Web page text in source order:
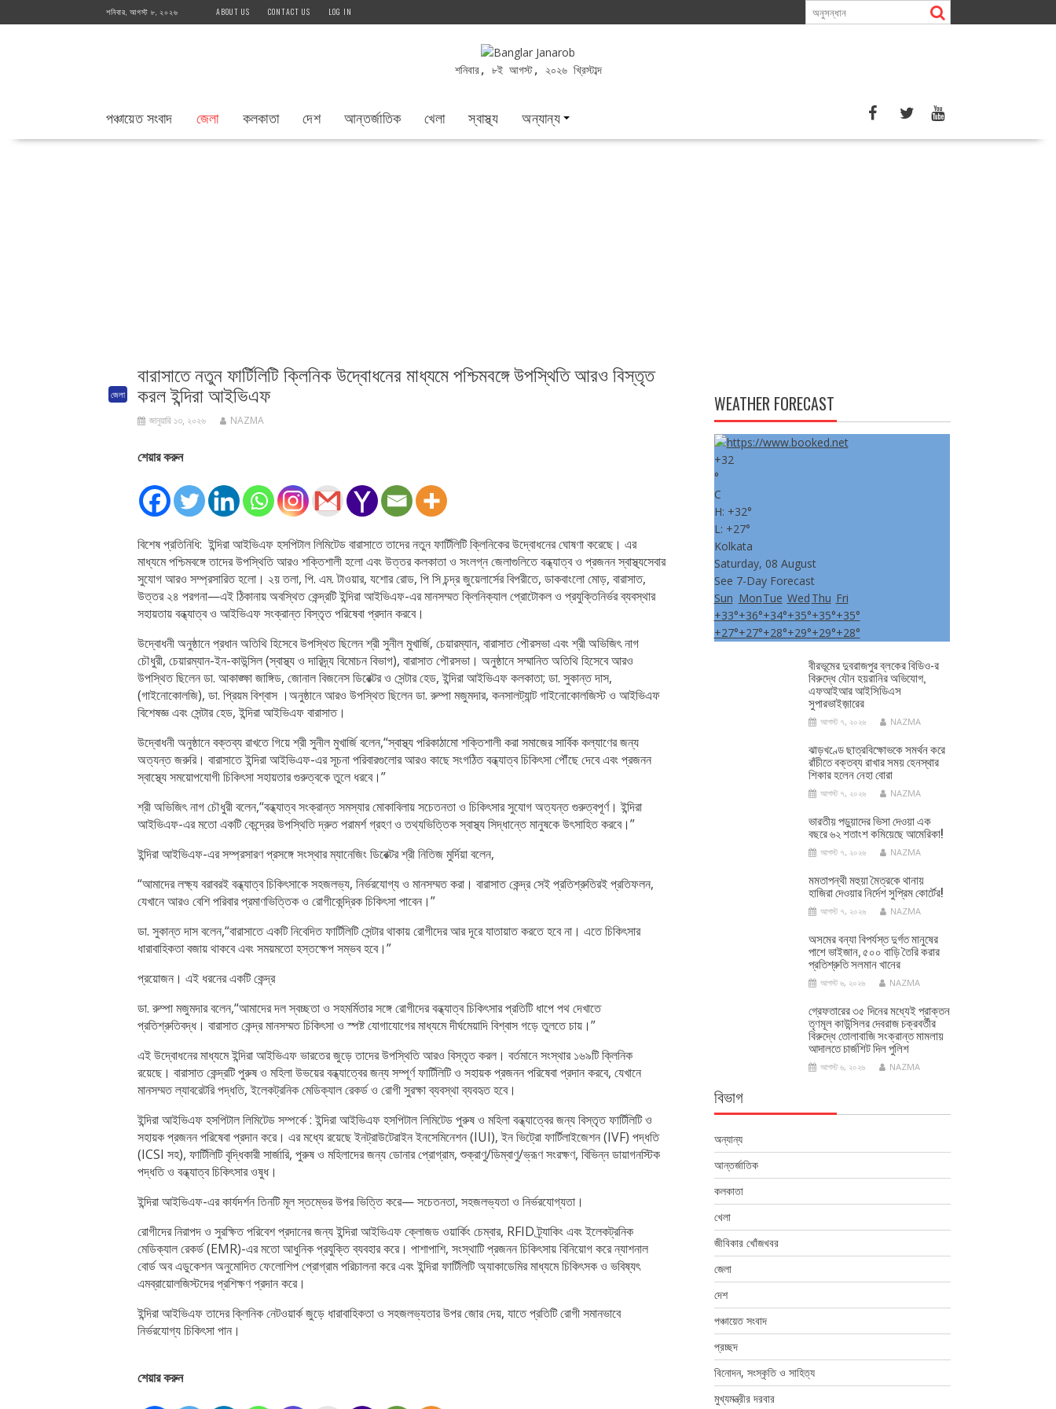
to
শনিবার, আগস্ট ৮, ২০২৬ ABOUT US CONTACT US LOG IN
শনিবার, ৮ই আগস্ট, ২০২৬ খ্রিস্টাব্দ
পঞ্চায়েত সংবাদ জেলা কলকাতা দেশ আন্তর্জাতিক খেলা স্বাস্থ্য অন্যান্য
জেলা
বারাসাতে নতুন ফার্টিলিটি ক্লিনিক উদ্বোধনের মাধ্যমে পশ্চিমবঙ্গে উপস্থিতি আরও বিস্তৃত
করল ইন্দিরা আইভিএফ
জানুয়ারি ১৩, ২০২৬ NAZMA
শেয়ার করুন
বিশেষ প্রতিনিধি: ইন্দিরা আইভিএফ হসপিটাল লিমিটেড বারাসাতে তাদের নতুন ফার্টিলিটি ক্লিনিকের উদ্বোধনের ঘোষণা করেছে। এর
মাধ্যমে পশ্চিমবঙ্গে তাদের উপস্থিতি আরও শক্তিশালী হলো এবং উত্তর কলকাতা ও সংলগ্ন জেলাগুলিতে বন্ধ্যাত্ব ও প্রজনন স্বাস্থ্যসেবার
সুযোগ আরও সম্প্রসারিত হলো। ২য় তলা, পি. এম. টাওয়ার, যশোর রোড, পি সি চন্দ্র জুয়েলার্সের বিপরীতে, ডাকবাংলো মোড়, বারাসাত,
উত্তর ২৪ পরগনা—এই ঠিকানায় অবস্থিত কেন্দ্রটি ইন্দিরা আইভিএফ-এর মানসম্মত ক্লিনিক্যাল প্রোটোকল ও প্রযুক্তিনির্ভর ব্যবস্থার
সহায়তায় বন্ধ্যাত্ব ও আইভিএফ সংক্রান্ত বিস্তৃত পরিষেবা প্রদান করবে।
উদ্বোধনী অনুষ্ঠানে প্রধান অতিথি হিসেবে উপস্থিত ছিলেন শ্রী সুনীল মুখার্জি, চেয়ারম্যান, বারাসাত পৌরসভা এবং শ্রী অভিজিৎ নাগ
চৌধুরী, চেয়ারম্যান-ইন-কাউন্সিল (স্বাস্থ্য ও দারিদ্র্য বিমোচন বিভাগ), বারাসাত পৌরসভা। অনুষ্ঠানে সম্মানিত অতিথি হিসেবে আরও
উপস্থিত ছিলেন ডা. আকাঙ্ক্ষা জাঙ্গিড, জোনাল বিজনেস ডিরেক্টর ও সেন্টার হেড, ইন্দিরা আইভিএফ কলকাতা; ডা. সুকান্ত দাস,
(গাইনোকোলজি), ডা. প্রিয়ম বিশ্বাস ।অনুষ্ঠানে আরও উপস্থিত ছিলেন ডা. রুম্পা মজুমদার, কনসালট্যান্ট গাইনোকোলজিস্ট ও আইভিএফ
বিশেষজ্ঞ এবং সেন্টার হেড, ইন্দিরা আইভিএফ বারাসাত।
উদ্বোধনী অনুষ্ঠানে বক্তব্য রাখতে গিয়ে শ্রী সুনীল মুখার্জি বলেন,“স্বাস্থ্য পরিকাঠামো শক্তিশালী করা সমাজের সার্বিক কল্যাণের জন্য
অত্যন্ত জরুরি। বারাসাতে ইন্দিরা আইভিএফ-এর সূচনা পরিবারগুলোর আরও কাছে সংগঠিত বন্ধ্যাত্ব চিকিৎসা পৌঁছে দেবে এবং প্রজনন
স্বাস্থ্যে সময়োপযোগী চিকিৎসা সহায়তার গুরুত্বকে তুলে ধরবে।”
শ্রী অভিজিৎ নাগ চৌধুরী বলেন,“বন্ধ্যাত্ব সংক্রান্ত সমস্যার মোকাবিলায় সচেতনতা ও চিকিৎসার সুযোগ অত্যন্ত গুরুত্বপূর্ণ। ইন্দিরা
আইভিএফ-এর মতো একটি কেন্দ্রের উপস্থিতি দ্রুত পরামর্শ গ্রহণ ও তথ্যভিত্তিক স্বাস্থ্য সিদ্ধান্তে মানুষকে উৎসাহিত করবে।”
ইন্দিরা আইভিএফ-এর সম্প্রসারণ প্রসঙ্গে সংস্থার ম্যানেজিং ডিরেক্টর শ্রী নিতিজ মুর্দিয়া বলেন,
“আমাদের লক্ষ্য বরাবরই বন্ধ্যাত্ব চিকিৎসাকে সহজলভ্য, নির্ভরযোগ্য ও মানসম্মত করা। বারাসাত কেন্দ্র সেই প্রতিশ্রুতিরই প্রতিফলন,
যেখানে আরও বেশি পরিবার প্রমাণভিত্তিক ও রোগীকেন্দ্রিক চিকিৎসা পাবেন।”
ডা. সুকান্ত দাস বলেন,“বারাসাতে একটি নিবেদিত ফার্টিলিটি সেন্টার থাকায় রোগীদের আর দূরে যাতায়াত করতে হবে না। এতে চিকিৎসার
ধারাবাহিকতা বজায় থাকবে এবং সময়মতো হস্তক্ষেপ সম্ভব হবে।”
প্রয়োজন। এই ধরনের একটি কেন্দ্র
ডা. রুম্পা মজুমদার বলেন,“আমাদের দল স্বচ্ছতা ও সহমর্মিতার সঙ্গে রোগীদের বন্ধ্যাত্ব চিকিৎসার প্রতিটি ধাপে পথ দেখাতে
প্রতিশ্রুতিবদ্ধ। বারাসাত কেন্দ্র মানসম্মত চিকিৎসা ও স্পষ্ট যোগাযোগের মাধ্যমে দীর্ঘমেয়াদি বিশ্বাস গড়ে তুলতে চায়।”
এই উদ্বোধনের মাধ্যমে ইন্দিরা আইভিএফ ভারতের জুড়ে তাদের উপস্থিতি আরও বিস্তৃত করল। বর্তমানে সংস্থার ১৬৯টি ক্লিনিক
রয়েছে। বারাসাত কেন্দ্রটি পুরুষ ও মহিলা উভয়ের বন্ধ্যাত্বের জন্য সম্পূর্ণ ফার্টিলিটি ও সহায়ক প্রজনন পরিষেবা প্রদান করবে, যেখানে
মানসম্মত ল্যাবরেটরি পদ্ধতি, ইলেকট্রনিক মেডিক্যাল রেকর্ড ও রোগী সুরক্ষা ব্যবস্থা ব্যবহৃত হবে।
ইন্দিরা আইভিএফ হসপিটাল লিমিটেড সম্পর্কে : ইন্দিরা আইভিএফ হসপিটাল লিমিটেড পুরুষ ও মহিলা বন্ধ্যাত্বের জন্য বিস্তৃত ফার্টিলিটি ও
সহায়ক প্রজনন পরিষেবা প্রদান করে। এর মধ্যে রয়েছে ইনট্রাউটেরাইন ইনসেমিনেশন (IUI), ইন ভিট্রো ফার্টিলাইজেশন (IVF) পদ্ধতি
(ICSI সহ), ফার্টিলিটি বৃদ্ধিকারী সার্জারি, পুরুষ ও মহিলাদের জন্য ডোনার প্রোগ্রাম, শুক্রাণু/ডিম্বাণু/ভ্রূণ সংরক্ষণ, বিভিন্ন ডায়াগনস্টিক
পদ্ধতি ও বন্ধ্যাত্ব চিকিৎসার ওষুধ।
ইন্দিরা আইভিএফ-এর কার্যদর্শন তিনটি মূল স্তম্ভের উপর ভিত্তি করে— সচেতনতা, সহজলভ্যতা ও নির্ভরযোগ্যতা।
রোগীদের নিরাপদ ও সুরক্ষিত পরিবেশ প্রদানের জন্য ইন্দিরা আইভিএফ ক্লোজড ওয়ার্কিং চেম্বার, RFID ট্র্যাকিং এবং ইলেকট্রনিক
মেডিক্যাল রেকর্ড (EMR)-এর মতো আধুনিক প্রযুক্তি ব্যবহার করে। পাশাপাশি, সংস্থাটি প্রজনন চিকিৎসায় বিনিয়োগ করে ন্যাশনাল
বোর্ড অব এডুকেশন অনুমোদিত ফেলোশিপ প্রোগ্রাম পরিচালনা করে এবং ইন্দিরা ফার্টিলিটি অ্যাকাডেমির মাধ্যমে চিকিৎসক ও ভবিষ্যৎ
এমব্রায়োলজিস্টদের প্রশিক্ষণ প্রদান করে।
ইন্দিরা আইভিএফ তাদের ক্লিনিক নেটওয়ার্ক জুড়ে ধারাবাহিকতা ও সহজলভ্যতার উপর জোর দেয়, যাতে প্রতিটি রোগী সমানভাবে
নির্ভরযোগ্য চিকিৎসা পান।
শেয়ার করুন
WEATHER FORECAST
+32
°
C
H: +32°
L: +27°
Kolkata
Saturday, 08 August
See 7-Day Forecast
Sun MonTue Wed Thu Fri
+33°+36°+34°+35°+35°+35°
+27°+27°+28°+29°+29°+28°
বীরভূমের দুবরাজপুর ব্লকের বিডিও-র
বিরুদ্ধে যৌন হয়রানির অভিযোগ,
এফআইআর আইসিডিএস
সুপারভাইজ়ারের
আগস্ট ৭, ২০২৬ NAZMA
ঝাড়খণ্ডে ছাত্রবিক্ষোভকে সমর্থন করে
রাঁচীতে বক্তব্য রাখার সময় হেনস্থার
শিকার হলেন নেহা বোরা
আগস্ট ৭, ২০২৬ NAZMA
ভারতীয় পড়ুয়াদের ভিসা দেওয়া এক
বছরে ৬২ শতাংশ কমিয়েছে আমেরিকা!
আগস্ট ৭, ২০২৬ NAZMA
মমতাপন্থী মহুয়া মৈত্রকে থানায়
হাজিরা দেওয়ার নির্দেশ সুপ্রিম কোর্টের!
আগস্ট ৭, ২০২৬ NAZMA
অসমের বন্যা বিপর্যস্ত দুর্গত মানুষের
পাশে ভাইজান, ৫০০ বাড়ি তৈরি করার
প্রতিশ্রুতি সলমান খানের
আগস্ট ৬, ২০২৬ NAZMA
গ্রেফতারের ৩৫ দিনের মধ্যেই প্রাক্তন
তৃণমূল কাউন্সিলর দেবরাজ চক্রবর্তীর
বিরুদ্ধে তোলাবাজি সংক্রান্ত মামলায়
আদালতে চার্জশিট দিল পুলিশ
আগস্ট ৬, ২০২৬ NAZMA
বিভাগ
অন্যান্য
আন্তর্জাতিক
কলকাতা
খেলা
জীবিকার খোঁজখবর
জেলা
দেশ
পঞ্চায়েত সংবাদ
প্রচ্ছদ
বিনোদন, সংস্কৃতি ও সাহিত্য
মুখ্যমন্ত্রীর দরবার